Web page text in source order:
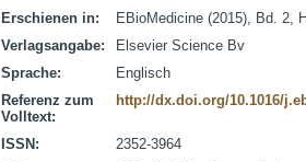
Erschienen in:
EBioMedicine (2015), Bd. 2,
Verlagsangabe:
Elsevier Science Bv
Sprache:
Englisch
Referenz zum
Volltext:
http://dx.doi.org/10.1016/
ISSN:
2352-3964